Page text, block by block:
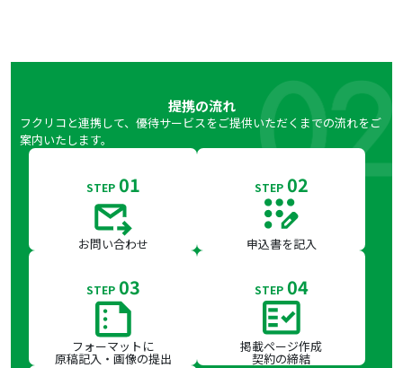
提携の流れ
フクリコと連携して、優待サービスをご提供いただくまでの流れをご
案内いたします。
STEP 01
お問い合わせ
STEP 02
申込書を記入
STEP 03
フォーマットに
原稿記入・画像の提出
STEP 04
掲載ページ作成
契約の締結